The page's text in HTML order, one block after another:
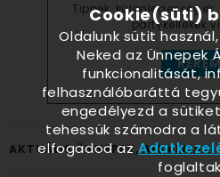
Tippek,
partykellékek
KÉREM
AKTUÁLIS ÜNNEPEK, ALKALMAK
Cookie(süti)
Oldalunk sütit
Neked az Ünnepek
funkcionalitását,
felhasználóbaráttá
engedélyezd a
tehessük számodra a
elfogadod az